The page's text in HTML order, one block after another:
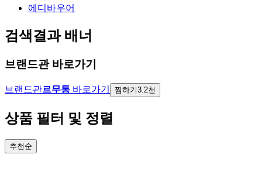
에디바우어
검색결과 배너
브랜드관 바로가기
브랜드관르무통 바로가기 찜하기3.2천
상품 필터 및 정렬
추천순